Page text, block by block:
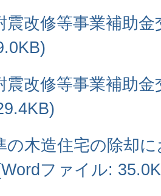
震改修等事業補助
震改修等事業補助
の木造住宅の除却
ファイル: